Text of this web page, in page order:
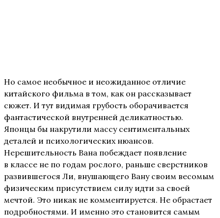
Но самое необычное и неожиданное отличие
китайского фильма в том, как он рассказывает
сюжет. И тут видимая грубость оборачивается
фантастической внутренней деликатностью.
Японцы бы накрутили массу сентиментальных
деталей и психологических нюансов.
Нерешительность Вана побеждает появление
в классе не по годам рослого, раньше сверстников
развившегося Ли, внушающего Вану своим весомым
физическим присутствием силу идти за своей
мечтой. Это никак не комментируется. Не обрастает
подробностями. И именно это становится самым